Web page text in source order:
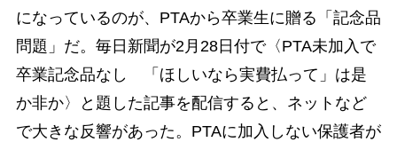
になっているのが、PTAから卒業生に贈る「記念品
問題」だ。毎日新聞が2月28日付で〈PTA未加入で
卒業記念品なし 「ほしいなら実費払って」は是
か非か〉と題した記事を配信すると、ネットなど
で大きな反響があった。PTAに加入しない保護者が